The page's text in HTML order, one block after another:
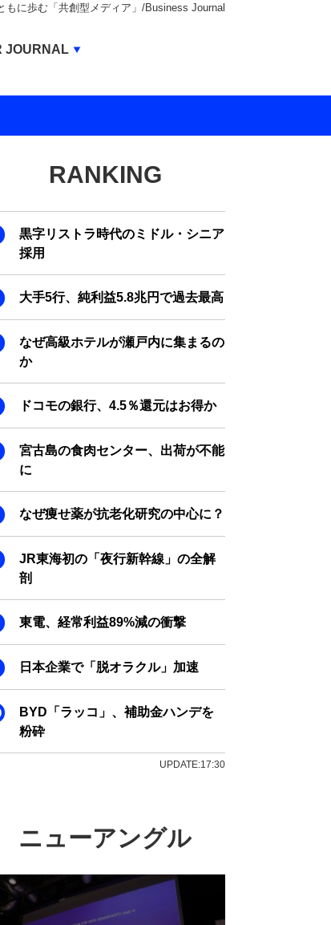
に歩む「共創型メディア」/Business Journal
RANKING
黒字リストラ時代のミドル・シニア
採用
大手5行、純利益5.8兆円で過去最高
なぜ高級ホテルが瀬戸内に集まるの
か
ドコモの銀行、4.5％還元はお得か
宮古島の食肉センター、出荷が不能
に
なぜ痩せ薬が抗老化研究の中心に？
JR東海初の「夜行新幹線」の全解
剖
東電、経常利益89%減の衝撃
日本企業で「脱オラクル」加速
BYD「ラッコ」、補助金ハンデを
粉砕
UPDATE:17:30
ニューアングル
JOURNAL
JOURNAL
MANAGEMENT JOURNAL
JOURNAL
JOURNAL
ESTATE BROKERAGE JOURNAL
MARKETING JOURNAL